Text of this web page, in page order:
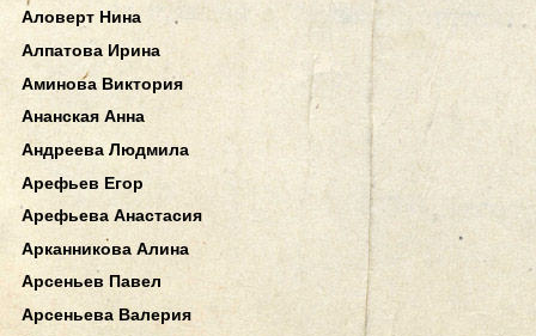
Аловерт Нина
Алпатова Ирина
Аминова Виктория
Ананская Анна
Андреева Людмила
Арефьев Егор
Арефьева Анастасия
Арканникова Алина
Арсеньев Павел
Арсеньева Валерия